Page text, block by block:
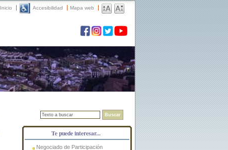
Inicio Accesibilidad Mapa web
Buscar
Te puede interesar...
Negociado de Participación